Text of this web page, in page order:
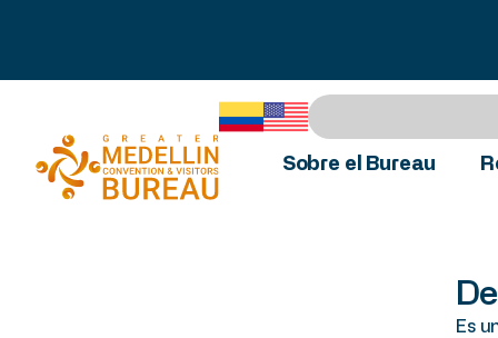
Sobre el Bureau
Es